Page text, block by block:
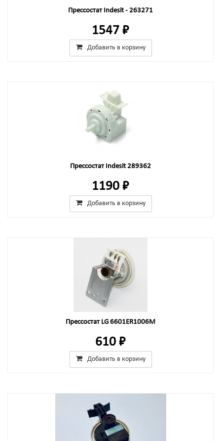
Прессостат Indesit - 263271
1547 ₽
Добавить в корзину
Прессостат Indesit 289362
1190 ₽
Добавить в корзину
Прессостат LG 6601ER1006M
610 ₽
Добавить в корзину